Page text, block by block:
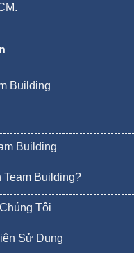
Building
Building
Building?
Tôi
Sử Dụng